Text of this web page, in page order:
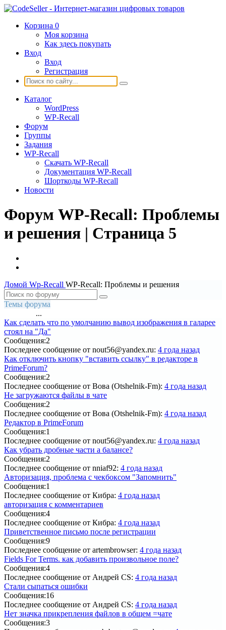
Корзина 0
Моя корзина
Как здесь покупать
Вход
Вход
Регистрация
Каталог
WordPress
WP-Recall
Форум
Группы
Задания
WP-Recall
Скачать WP-Recall
Документация WP-Recall
Шорткоды WP-Recall
Новости
Форум WP-Recall: Проблемы
и решения | Страница 5
Домой Wp-Recall WP-Recall: Проблемы и решения
Темы форума
...
Как сделать что по умолчанию вывод изображения в галарее
стоял на "Да"
Сообщения:2
Последнее сообщение от nout56@yandex.ru: 4 года назад
Как отключить кнопку "вставить ссылку" в редакторе в
PrimeForum?
Сообщения:2
Последнее сообщение от Вова (Otshelnik-Fm): 4 года назад
Не загружаются файлы в чате
Сообщения:2
Последнее сообщение от Вова (Otshelnik-Fm): 4 года назад
Редактор в PrimeForum
Сообщения:1
Последнее сообщение от nout56@yandex.ru: 4 года назад
Как убрать дробные части а балансе?
Сообщения:2
Последнее сообщение от nniaf92: 4 года назад
Авторизация, проблема с чекбоксом "Запомнить"
Сообщения:1
Последнее сообщение от Кибра: 4 года назад
авторизация с комментариев
Сообщения:4
Последнее сообщение от Кибра: 4 года назад
Приветственное письмо после регистрации
Сообщения:9
Последнее сообщение от artembrowser: 4 года назад
Fields For Terms. как добавить произвольное поле?
Сообщения:4
Последнее сообщение от Андрей CS: 4 года назад
Стали сыпаться ошибки
Сообщения:16
Последнее сообщение от Андрей CS: 4 года назад
Нет значка прикрепления файлов в общем =чате
Сообщения:3